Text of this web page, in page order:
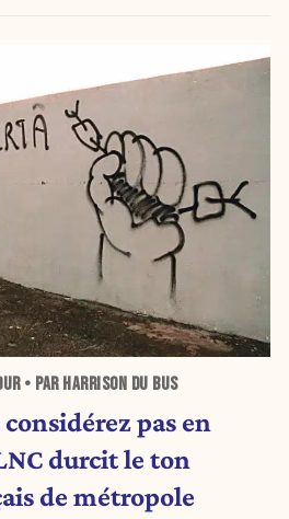
• PAR HARRISON DU BUS
pas en
durcit le ton
de métropole